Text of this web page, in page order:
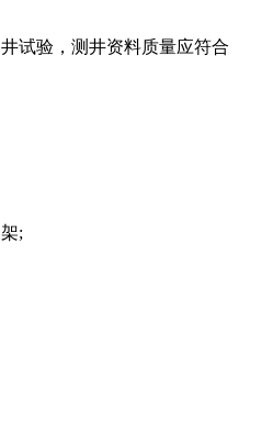
试验，测井资料质量应符合
;